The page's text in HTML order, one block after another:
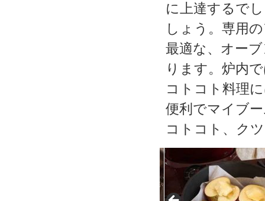
に上達するで
しょう。専用
最適な、オー
ります。炉内
コトコト料理
便利でマイブ
コトコト、ク